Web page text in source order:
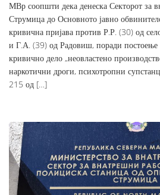
МВр соопшти дека денеска Секторот за
Струмица до Основното јавно
кривична пријава против Р.Р. (30) од
и Г.А. (39) од Радовиш, поради постоење
кривично дело „неовластено
наркотични дроги, психотропни
215 од […]